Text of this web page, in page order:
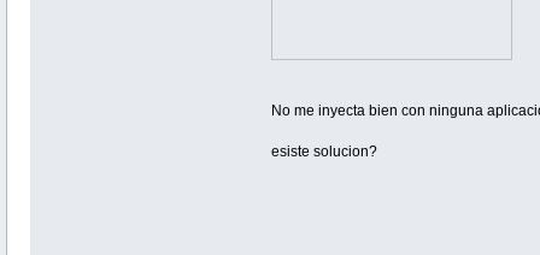
No me inyecta bien con ninguna
esiste solucion?